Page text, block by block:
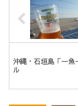
沖縄・石垣島「一魚
ル